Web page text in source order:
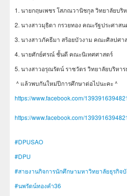
1. นายกฤษเพชร โสภณวานิชกุล วิทยาลัยบริ
2. นางสาวมุธิตา กรวยทอง คณะรัฐประศาส
3. นางสาวภัคธีมา สร้อยบัวงาม คณะศิลปศา
4. นายศักย์ศรณ์ ชั้นดี คณะนิเทศศาสตร์
5. นางสาวอรุณรัตน์ ราชวัตร วิทยาลัยบริหา
^ แล้วพบกันใหม่ปีการศึกษาต่อไปนะคะ ^
https://www.facebook.com/
https://www.facebook.com/
#DPUSAO
#DPU
#สายงานกิจการนักศึกษามหาวิทยาลัยธุรกิ
#นพรัตน์ทองคำ36